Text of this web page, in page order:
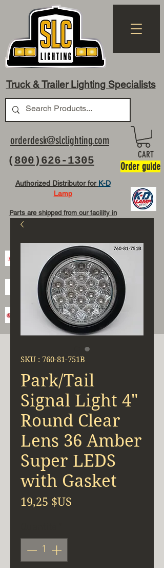
Truck & Trailer Lighting Specialists
( 800)626-1305
orderdesk@slclighting.com
Authorized Distributor for K-D
Lamp
Parts are shipped from our facility in
CART
Order guide
SKU : 760-81-751B
Park/Tail
Signal Light 4"
Round Clear
Lens 36 Amber
Super LEDS
with Gasket
19,25 $US